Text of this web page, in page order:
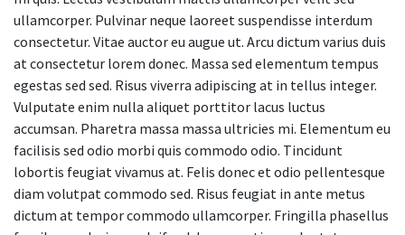
ullamcorper. Pulvinar neque laoreet suspendisse interdum
consectetur. Vitae auctor eu augue ut. Arcu dictum varius duis
at consectetur lorem donec. Massa sed elementum tempus
egestas sed sed. Risus viverra adipiscing at in tellus integer.
Vulputate enim nulla aliquet porttitor lacus luctus
accumsan. Pharetra massa massa ultricies mi. Elementum eu
facilisis sed odio morbi quis commodo odio. Tincidunt
lobortis feugiat vivamus at. Felis donec et odio pellentesque
diam volutpat commodo sed. Risus feugiat in ante metus
dictum at tempor commodo ullamcorper. Fringilla phasellus